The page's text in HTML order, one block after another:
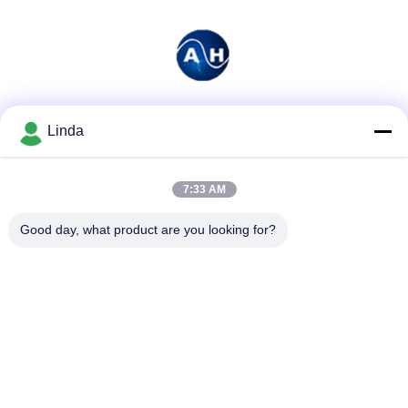
Linda
7:33 AM
Good day, what product are you looking for?